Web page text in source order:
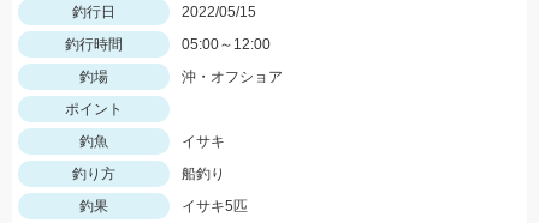
釣行日
2022/05/15
釣行時間
05:00～12:00
釣場
沖・オフショア
ポイント
釣魚
イサキ
釣り方
船釣り
釣果
イサキ5匹